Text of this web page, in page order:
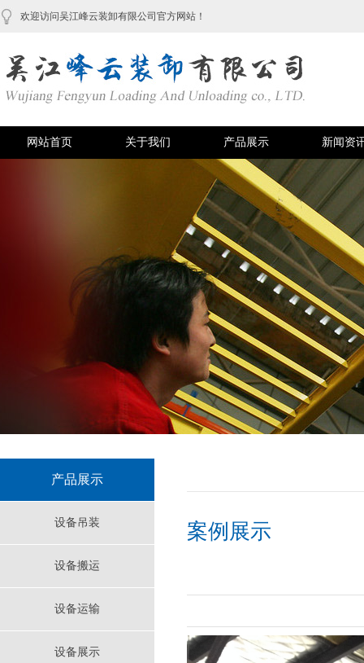
欢迎访问吴江峰云装卸有限公司官方网站！
网站首页 关于我们 产品展示 新闻资
产品展示
设备吊装
设备搬运
设备运输
设备展示
案例展示